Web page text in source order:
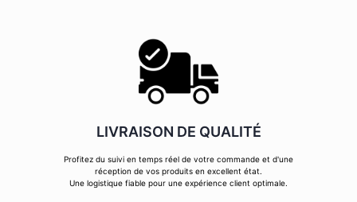
LIVRAISON DE QUALITÉ
Profitez du suivi en temps réel de votre commande et d'une
réception de vos produits en excellent état.
Une logistique fiable pour une expérience client optimale.